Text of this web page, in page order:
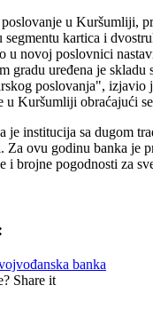
u Kuršumliji,
segmentu kartica i
u novoj poslovnici
gradu uređena je skladu
poslovanja",
u Kuršumliji obraćajući
je institucija sa dugom
ovu godinu banka je
i brojne pogodnosti za
banka
Share it